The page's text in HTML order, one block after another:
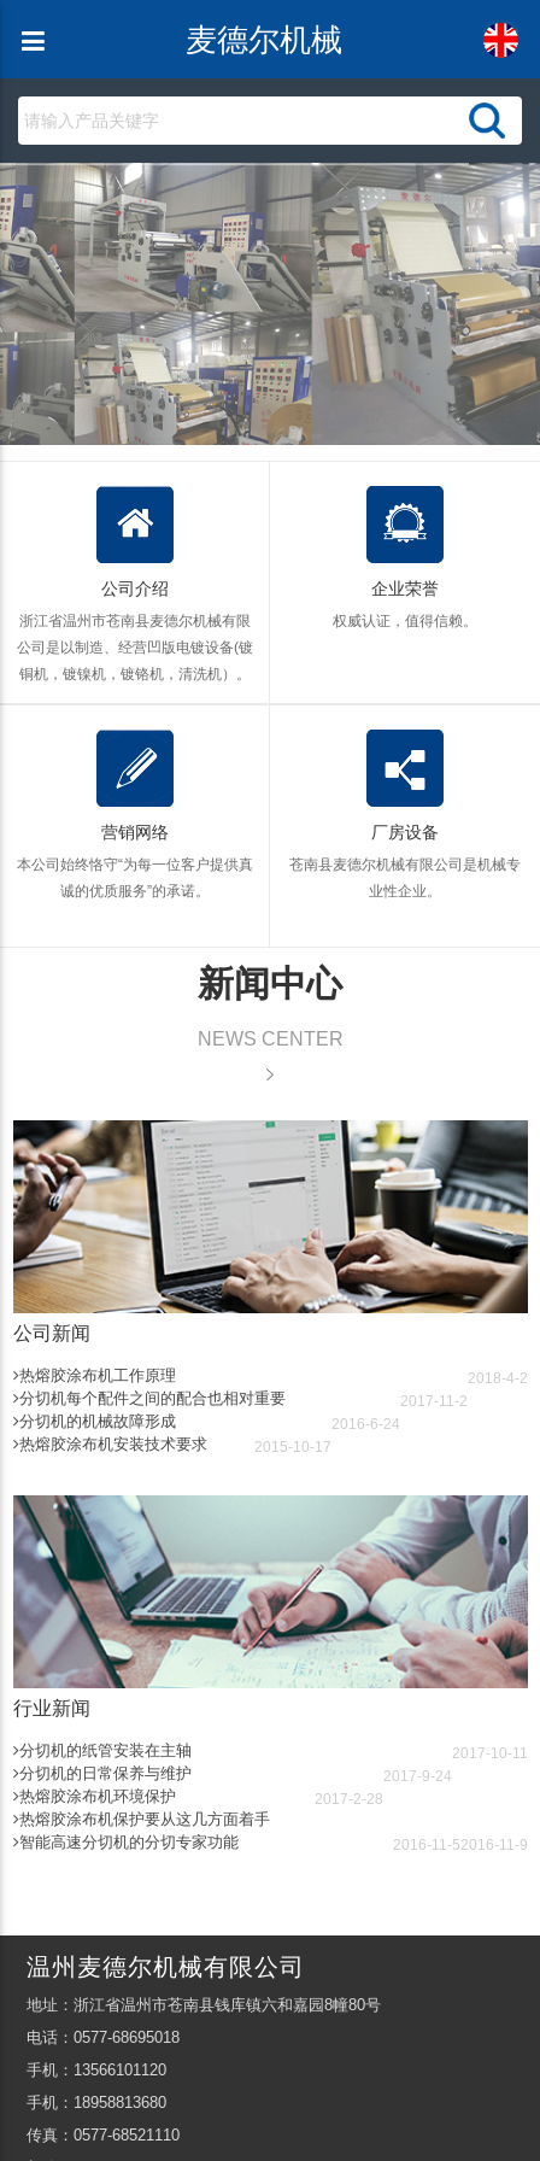
麦德尔机械
公司介绍
浙江省温州市苍南县麦德尔机械有限
公司是以制造、经营凹版电镀设备(镀
铜机，镀镍机，镀铬机，清洗机）。
企业荣誉
权威认证，值得信赖。
营销网络
本公司始终恪守“为每一位客户提供真
诚的优质服务”的承诺。
厂房设备
苍南县麦德尔机械有限公司是机械专
业性企业。
新闻中心
NEWS CENTER
公司新闻
热熔胶涂布机工作原理 2018-4-2
分切机每个配件之间的配合也相对重要 2017-11-2
分切机的机械故障形成 2016-6-24
热熔胶涂布机安装技术要求 2015-10-17
行业新闻
分切机的纸管安装在主轴 2017-10-11
分切机的日常保养与维护 2017-9-24
热熔胶涂布机环境保护 2017-2-28
热熔胶涂布机保护要从这几方面着手
2016-11-9
智能高速分切机的分切专家功能 2016-11-5
温州麦德尔机械有限公司
地址：浙江省温州市苍南县钱库镇六和嘉园8幢80号
电话：0577-68695018
手机：13566101120
手机：18958813680
传真：0577-68521110